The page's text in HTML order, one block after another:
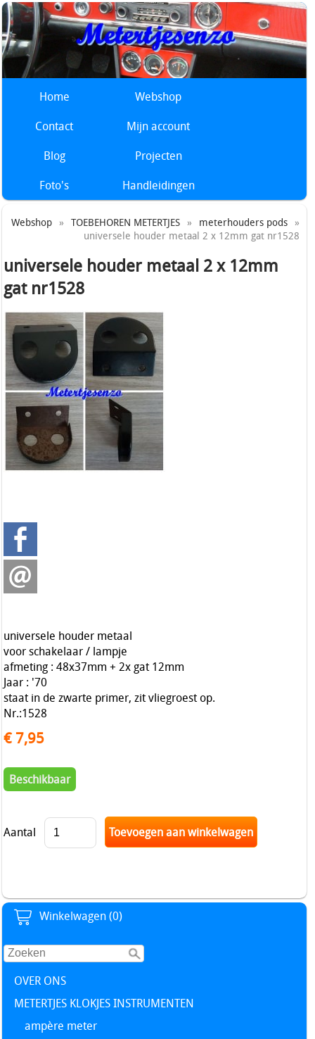
Home
Webshop
Contact
Mijn account
Blog
Projecten
Foto's
Handleidingen
Winkelwagen (0)
OVER ONS
METERTJES KLOKJES INSTRUMENTEN
ampère meter
Webshop » TOEBEHOREN METERTJES » meterhouders pods »
universele houder metaal 2 x 12mm gat nr1528
universele houder metaal 2 x 12mm
gat nr1528
universele houder metaal
voor schakelaar / lampje
afmeting : 48x37mm + 2x gat 12mm
Jaar : '70
staat in de zwarte primer, zit vliegroest op.
Nr.:1528
€ 7,95
Beschikbaar
Aantal